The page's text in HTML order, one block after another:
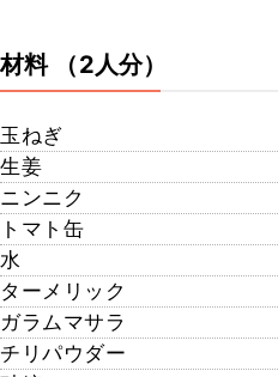
材料 （2人分）
玉ねぎ
生姜
ニンニク
トマト缶
水
ターメリック
ガラムマサラ
チリパウダー